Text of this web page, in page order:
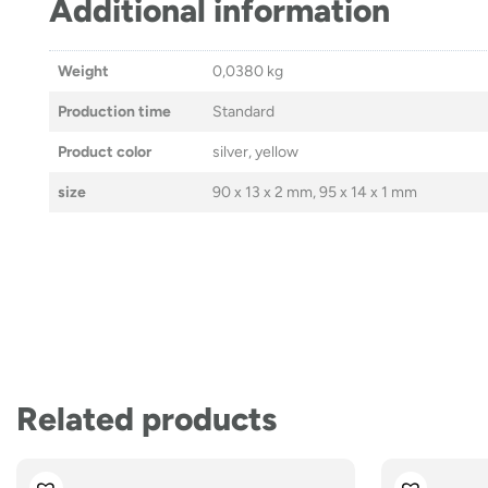
Additional information
Weight 0,0380 kg
Production time Standard
Product color silver, yellow
size 90 x 13 x 2 mm, 95 x 14 x 1 mm
Related products